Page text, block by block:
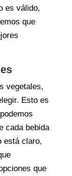
es válido,
que
vegetales,
Esto es
cada bebida
está claro,
que